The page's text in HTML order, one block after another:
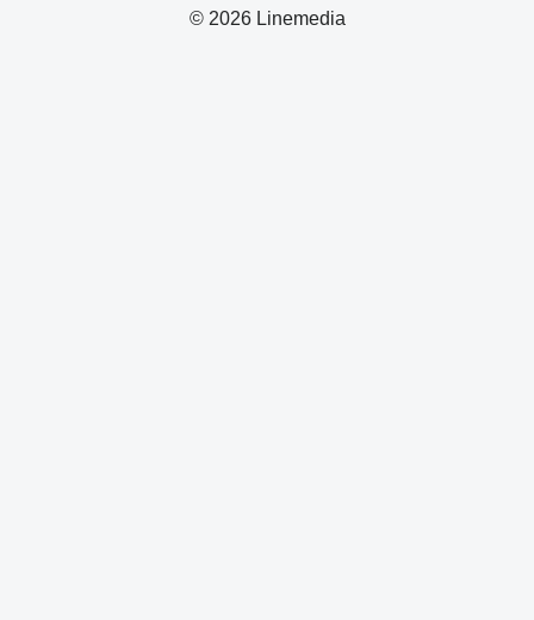
© 2026 Linemedia